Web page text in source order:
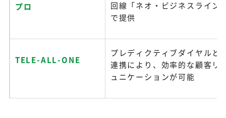
プロ
回線「ネオ・ビジネスライン
で提供
TELE-ALL-ONE
プレディクティブダイヤルと
連携により、効率的な顧客リ
ュニケーションが可能